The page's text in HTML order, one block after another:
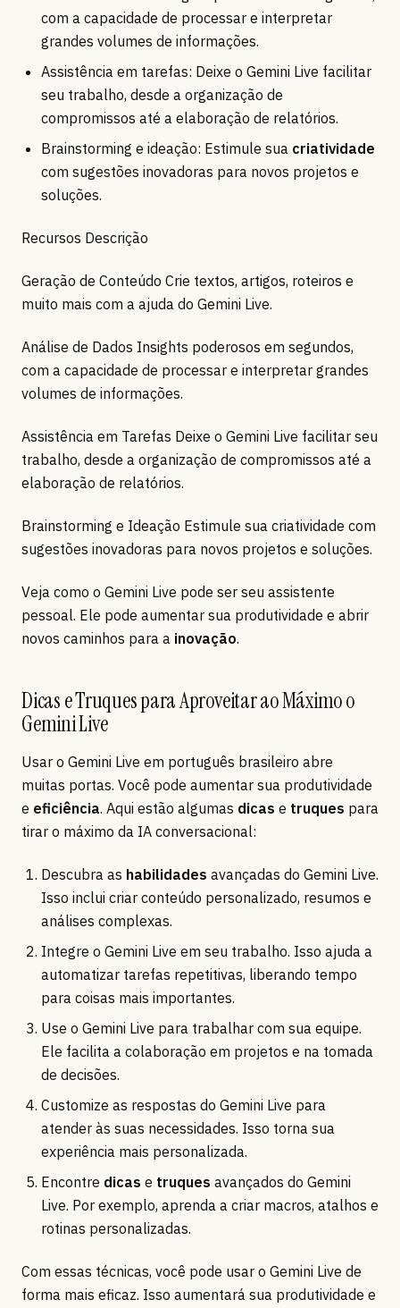
com a capacidade de processar e interpretar
grandes volumes de informações.
Assistência em tarefas: Deixe o Gemini Live facilitar
seu trabalho, desde a organização de
compromissos até a elaboração de relatórios.
Brainstorming e ideação: Estimule sua criatividade
com sugestões inovadoras para novos projetos e
soluções.
Recursos Descrição
Geração de Conteúdo Crie textos, artigos, roteiros e
muito mais com a ajuda do Gemini Live.
Análise de Dados Insights poderosos em segundos,
com a capacidade de processar e interpretar grandes
volumes de informações.
Assistência em Tarefas Deixe o Gemini Live facilitar seu
trabalho, desde a organização de compromissos até a
elaboração de relatórios.
Brainstorming e Ideação Estimule sua criatividade com
sugestões inovadoras para novos projetos e soluções.
Veja como o Gemini Live pode ser seu assistente
pessoal. Ele pode aumentar sua produtividade e abrir
novos caminhos para a inovação.
Dicas e Truques para Aproveitar ao Máximo o
Gemini Live
Usar o Gemini Live em português brasileiro abre
muitas portas. Você pode aumentar sua produtividade
e eficiência. Aqui estão algumas dicas e truques para
tirar o máximo da IA conversacional:
Descubra as habilidades avançadas do Gemini Live.
Isso inclui criar conteúdo personalizado, resumos e
análises complexas.
Integre o Gemini Live em seu trabalho. Isso ajuda a
automatizar tarefas repetitivas, liberando tempo
para coisas mais importantes.
Use o Gemini Live para trabalhar com sua equipe.
Ele facilita a colaboração em projetos e na tomada
de decisões.
Customize as respostas do Gemini Live para
atender às suas necessidades. Isso torna sua
experiência mais personalizada.
Encontre dicas e truques avançados do Gemini
Live. Por exemplo, aprenda a criar macros, atalhos e
rotinas personalizadas.
Com essas técnicas, você pode usar o Gemini Live de
forma mais eficaz. Isso aumentará sua produtividade e